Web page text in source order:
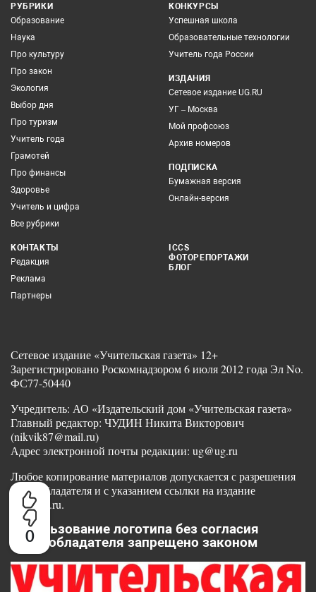
0
РУБРИКИ
Образование
Наука
Про культуру
Про закон
Экология
Выбор дня
Про туризм
Учитель года
Грамотей
Про финансы
Здоровье
Учитель и цифра
Все рубрики
КОНКУРСЫ
Успешная школа
Образовательные технологии
Учитель года России
ИЗДАНИЯ
Сетевое издание UG.RU
УГ – Москва
Мой профсоюз
Архив номеров
ПОДПИСКА
Бумажная версия
Онлайн-версия
КОНТАКТЫ
Редакция
Реклама
Партнеры
ICCS
ФОТОРЕПОРТАЖИ
БЛОГ
Сетевое издание «Учительская газета» 12+
Зарегистрировано Роскомнадзором 6 июля 2012 года Эл No.
ФС77-50440
Учредитель: АО «Издательский дом «Учительская газета»
Главный редактор: ЧУДИН Никита Викторович
(nikvik87@mail.ru)
Адрес электронной почты редакции: ug@ug.ru
Любое копирование материалов допускается с разрешения
правообладателя и с указанием ссылки на издание
www.ug.ru.
Использование логотипа без согласия
правообладателя запрещено законом